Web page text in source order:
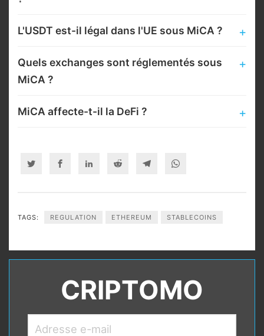
L'USDT est-il légal dans l'UE sous MiCA ?
Quels exchanges sont réglementés sous
MiCA ?
MiCA affecte-t-il la DeFi ?
Twitter FacebookLinkedin Reddit Telegram
TAGS: REGULATION ETHEREUM STABLECOINS
CRIPTOMO